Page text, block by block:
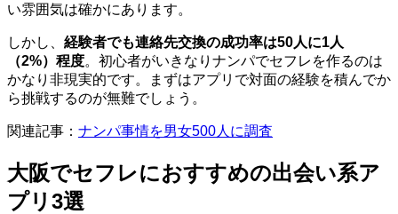
い雰囲気は確かにあります。
しかし、 経験者でも連絡先交換の成功率は50人に1人
（2%）程度。初心者がいきなりナンパでセフレを作るのは
かなり非現実的です。まずはアプリで対面の経験を積んでか
ら挑戦するのが無難でしょう。
関連記事： ナンパ事情を男女500人に調査
大阪でセフレにおすすめの出会い系ア
プリ3選